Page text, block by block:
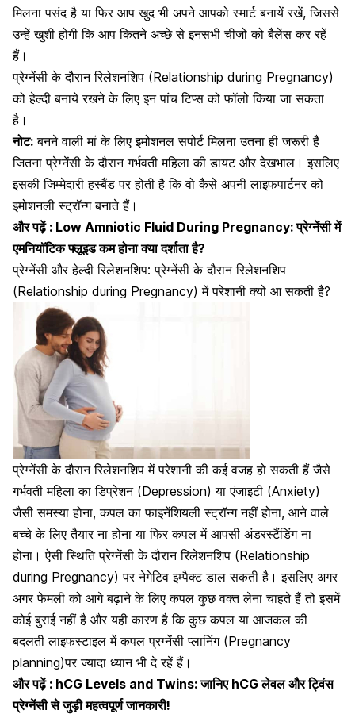
मिलना पसंद है या फिर आप खुद भी अपने आपको स्मार्ट बनायें रखें, जिससे
उन्हें खुशी होगी कि आप कितने अच्छे से इनसभी चीजों को बैलेंस कर रहें
हैं।
प्रेग्नेंसी के दौरान रिलेशनशिप (Relationship during Pregnancy)
को हेल्दी बनाये रखने के लिए इन पांच टिप्स को फॉलो किया जा सकता
है।
नोट: बनने वाली मां के लिए इमोशनल सपोर्ट मिलना उतना ही जरूरी है
जितना प्रेग्नेंसी के दौरानगर्भवती महिला की डायट और देखभाल । इसलिए
इसकी जिम्मेदारी हस्बैंड पर होती है कि वो कैसे अपनी लाइफपार्टनर को
इमोशनली स्ट्रॉन्ग बनाते हैं।
और पढ़ें : Low Amniotic Fluid During Pregnancy: प्रेग्नेंसी में
एमनियॉटिक फ्लूइड कम होना क्या दर्शाता है?
प्रेग्नेंसी और हेल्दी रिलेशनशिप: प्रेग्नेंसी के दौरान रिलेशनशिप
(Relationship during Pregnancy) में परेशानी क्यों आ सकती है?
प्रेग्नेंसी के दौरान रिलेशनशिप में परेशानी की कई वजह हो सकती हैं जैसे
गर्भवती महिला का डिप्रेशन (Depression) या एंजाइटी (Anxiety)
जैसी समस्या होना, कपल का फाइनेंशियली स्ट्रॉन्ग नहीं होना, आने वाले
बच्चे के लिए तैयार ना होना या फिर कपल में आपसी अंडरस्टैंडिंग ना
होना। ऐसी स्थिति प्रेग्नेंसी के दौरान रिलेशनशिप (Relationship
during Pregnancy) पर नेगेटिव इम्पैक्ट डाल सकती है। इसलिए अगर
अगर फेमली को आगे बढ़ाने के लिए कपल कुछ वक्त लेना चाहते हैं तो इसमें
कोई बुराई नहीं है और यही कारण है कि कुछ कपल या आजकल की
बदलती लाइफस्टाइल में कपल प्रग्नेंसी प्लानिंग (Pregnancy
planning)पर ज्यादा ध्यान भी दे रहें हैं।
और पढ़ें : hCG Levels and Twins: जानिए hCG लेवल और ट्विंस
प्रेग्नेंसी से जुड़ी महत्वपूर्ण जानकारी!